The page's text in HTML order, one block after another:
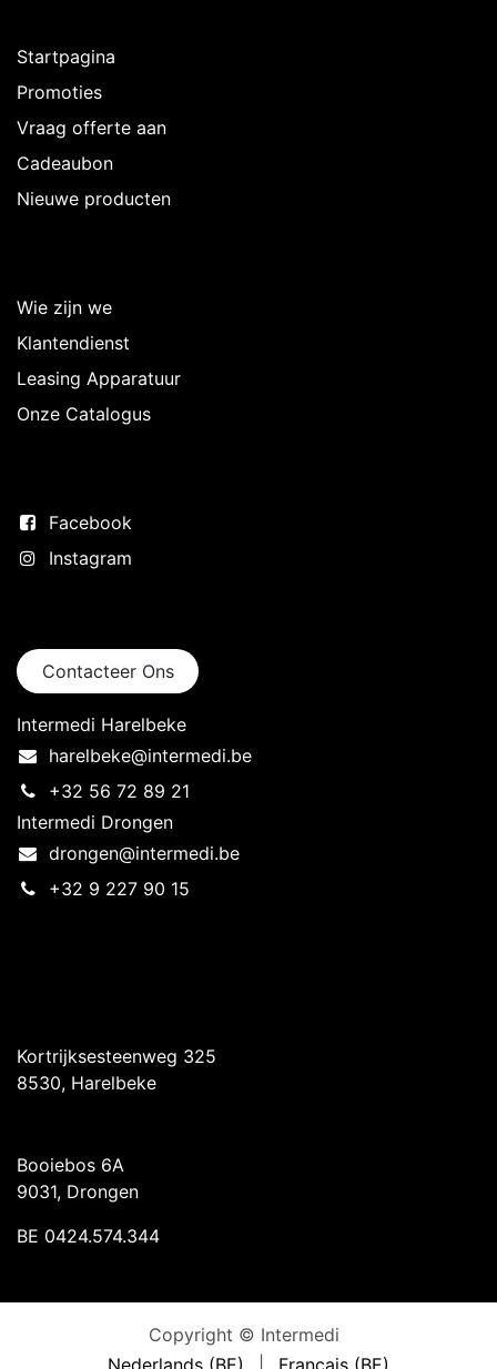
Startpagina
Promoties
Vraag offerte aan
Cadeaubon
Nieuwe producten
Wie zijn we
Klantendienst
Leasing Apparatuur
Onze Catalogus
Facebook
Instagram
Contacteer Ons
Intermedi Harelbeke
harelbeke@intermedi.be
+32 56 72 89 21
Intermedi Drongen
drongen@intermedi.be
+32 9 227 90 15
Kortrijksesteenweg 325
8530, Harelbeke
Booiebos 6A
9031, Drongen
BE 0424.574.344
Copyright © Intermedi